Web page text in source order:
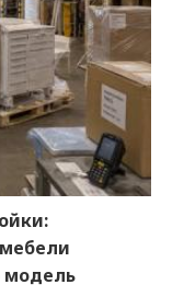
модель